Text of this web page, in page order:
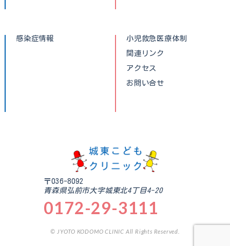
感染症情報
小児救急医療体制
関連リンク
アクセス
お問い合せ
〒036-8092
青森県弘前市大字城東北4丁目4-20
0172-29-3111
© JYOTO KODOMO CLINIC All Rights Reserved.